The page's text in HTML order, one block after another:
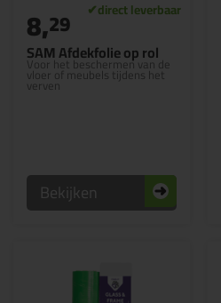
SAM Afdekfolie op rol
Voor het beschermen van de
vloer of meubels tijdens het
verven
8,29
Bekijken